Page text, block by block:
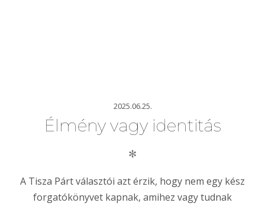
2025.06.25.
Élmény vagy identitás
✻
A Tisza Párt választói azt érzik, hogy nem egy kész
forgatókönyvet kapnak, amihez vagy tudnak